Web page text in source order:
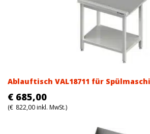
Ablauftisch VAL18711 für
€ 685,00
(€ 822,00inkl. MwSt.)